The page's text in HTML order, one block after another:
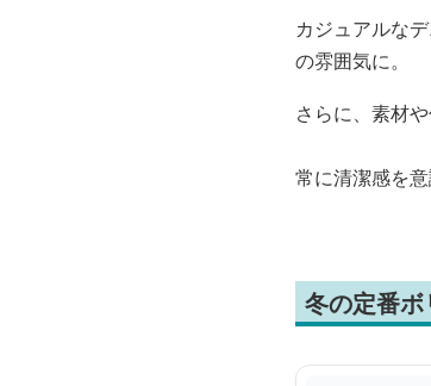
カジュアルな
の雰囲気に。
さらに、素材
常に清潔感を
冬の定番